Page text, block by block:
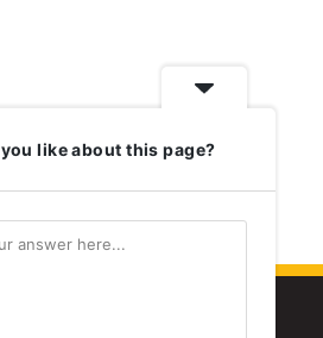
like about this page?